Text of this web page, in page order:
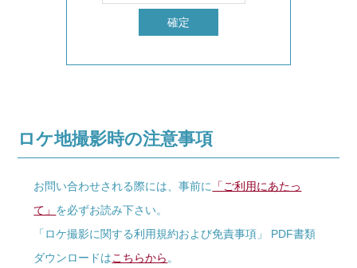
ロケ地撮影時の注意事項
お問い合わせされる際には、事前に 「ご利用にあたっ
て」 を必ずお読み下さい。
「ロケ撮影に関する利用規約および免責事項」 PDF書類
ダウンロードはこちらから。